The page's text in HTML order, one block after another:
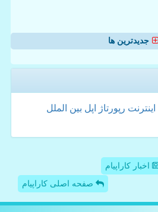
جدیدترین ها
اینترنت رپورتاژ اپل بین الملل
اخبار کاراپیام
صفحه اصلی کاراپیام